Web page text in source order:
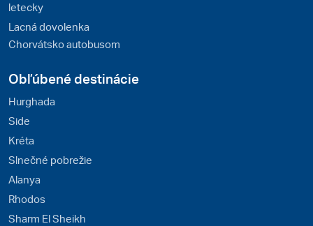
letecky
Lacná dovolenka
Chorvátsko autobusom
Obľúbené destinácie
Hurghada
Side
Kréta
Slnečné pobrežie
Alanya
Rhodos
Sharm El Sheikh